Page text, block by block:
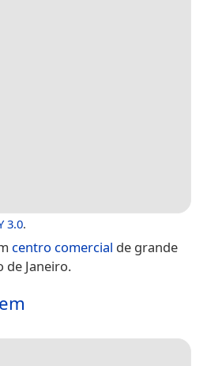
3.0.
centro comercial de grande
de Janeiro.